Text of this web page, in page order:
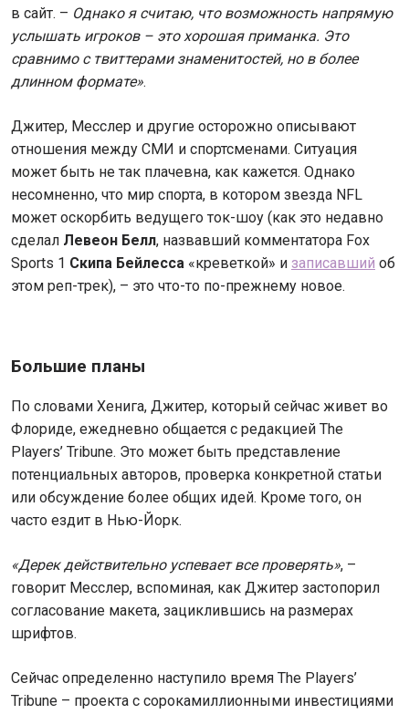
в сайт. – Однако я считаю, что возможность напрямую
услышать игроков – это хорошая приманка. Это
сравнимо с твиттерами знаменитостей, но в более
длинном формате».
Джитер, Месслер и другие осторожно описывают
отношения между СМИ и спортсменами. Ситуация
может быть не так плачевна, как кажется. Однако
несомненно, что мир спорта, в котором звезда NFL
может оскорбить ведущего ток-шоу (как это недавно
сделал Левеон Белл, назвавший комментатора Fox
Sports 1 Скипа Бейлесса «креветкой» и записавший об
этом реп-трек), – это что-то по-прежнему новое.
Большие планы
По словами Хенига, Джитер, который сейчас живет во
Флориде, ежедневно общается с редакцией The
Players’ Tribune. Это может быть представление
потенциальных авторов, проверка конкретной статьи
или обсуждение более общих идей. Кроме того, он
часто ездит в Нью-Йорк.
«Дерек действительно успевает все проверять», –
говорит Месслер, вспоминая, как Джитер застопорил
согласование макета, зациклившись на размерах
шрифтов.
Сейчас определенно наступило время The Players’
Tribune – проекта с сорокамиллионными инвестициями